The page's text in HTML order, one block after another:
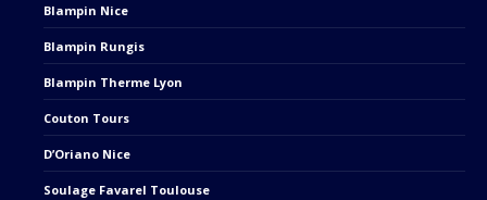
Blampin Nice
Blampin Rungis
Blampin Therme Lyon
Couton Tours
D’Oriano Nice
Soulage Favarel Toulouse